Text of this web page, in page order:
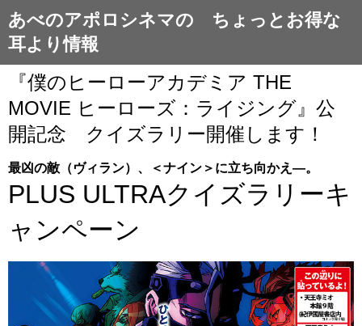
あべのアポロシネマの ちょっとお得な
耳より情報
『僕のヒーローアカデミア THE
MOVIE ヒーローズ：ライジング』公
開記念 クイズラリー開催します！
最凶の敵（ヴィラン）、＜ナイン＞に立ち向かえ―。
PLUS ULTRAクイズラリーキ
ャンペーン